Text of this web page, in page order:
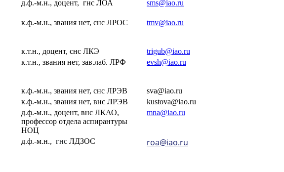
д.ф.-м.н., доцент, гнс ЛОА sms@iao.ru
к.ф.-м.н., звания нет, снс ЛРОС tmv@iao.ru
к.т.н., доцент, снс ЛКЭ trigub@iao.ru
к.т.н., звания нет, зав.лаб. ЛРФ evsh@iao.ru
к.ф.-м.н., звания нет, снс ЛРЭВ sva@iao.ru
к.ф.-м.н., звания нет, внс ЛРЭВ kustova@iao.ru
д.ф.-м.н., доцент, внс ЛКАО,
профессор отдела аспирантуры
НОЦ
mna@iao.ru
д.ф.-м.н., гнс ЛДЗОС roa@iao.ru